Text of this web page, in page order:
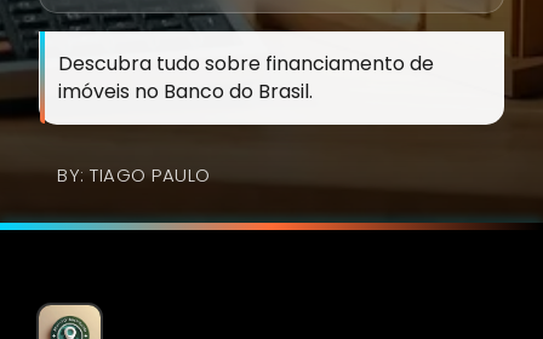
Descubra tudo sobre financiamento de
imóveis no Banco do Brasil.
BY: TIAGO PAULO